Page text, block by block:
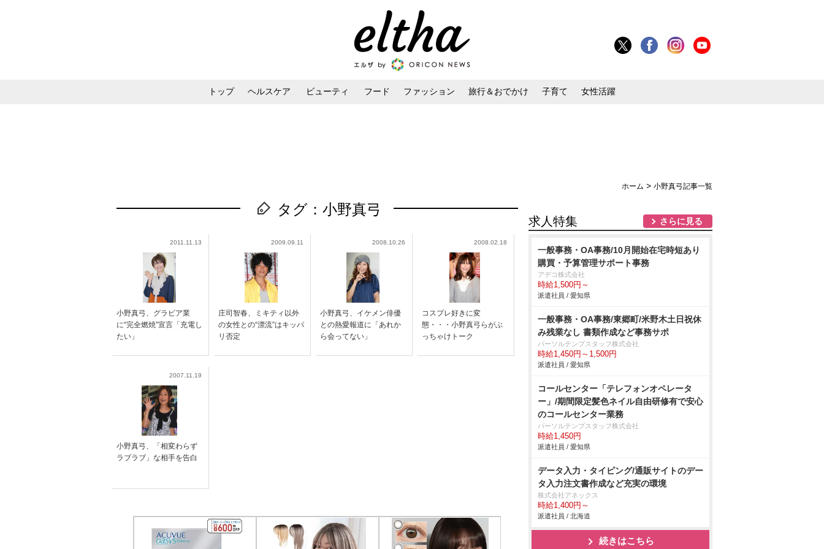
トップ ヘルスケア ビューティ フード ファッション 旅行＆おでかけ 子育て 女性活躍
ホーム > 小野真弓記事一覧
タグ：小野真弓
2011.11.13
小野真弓、グラビア業
に“完全燃焼”宣言「充電し
たい」
2009.09.11
庄司智春、ミキティ以外
の女性との“漂流”はキッパ
リ否定
2008.10.26
小野真弓、イケメン俳優
との熱愛報道に「あれか
ら会ってない」
2008.02.18
コスプレ好きに変
態・・・小野真弓らがぶ
っちゃけトーク
2007.11.19
小野真弓、「相変わらず
ラブラブ」な相手を告白
求人特集 さらに見る
一般事務・OA事務/10月開始在宅時短あり
購買・予算管理サポート事務
アデコ株式会社
時給1,500円～
派遣社員 / 愛知県
一般事務・OA事務/東郷町/米野木土日祝休
み残業なし 書類作成など事務サポ
パーソルテンプスタッフ株式会社
時給1,450円～1,500円
派遣社員 / 愛知県
コールセンター「テレフォンオペレータ
ー」/期間限定髪色ネイル自由研修有で安心
のコールセンター業務
パーソルテンプスタッフ株式会社
時給1,450円
派遣社員 / 愛知県
データ入力・タイピング/通販サイトのデー
タ入力注文書作成など充実の環境
株式会社アネックス
時給1,400円～
派遣社員 / 北海道
続きはこちら